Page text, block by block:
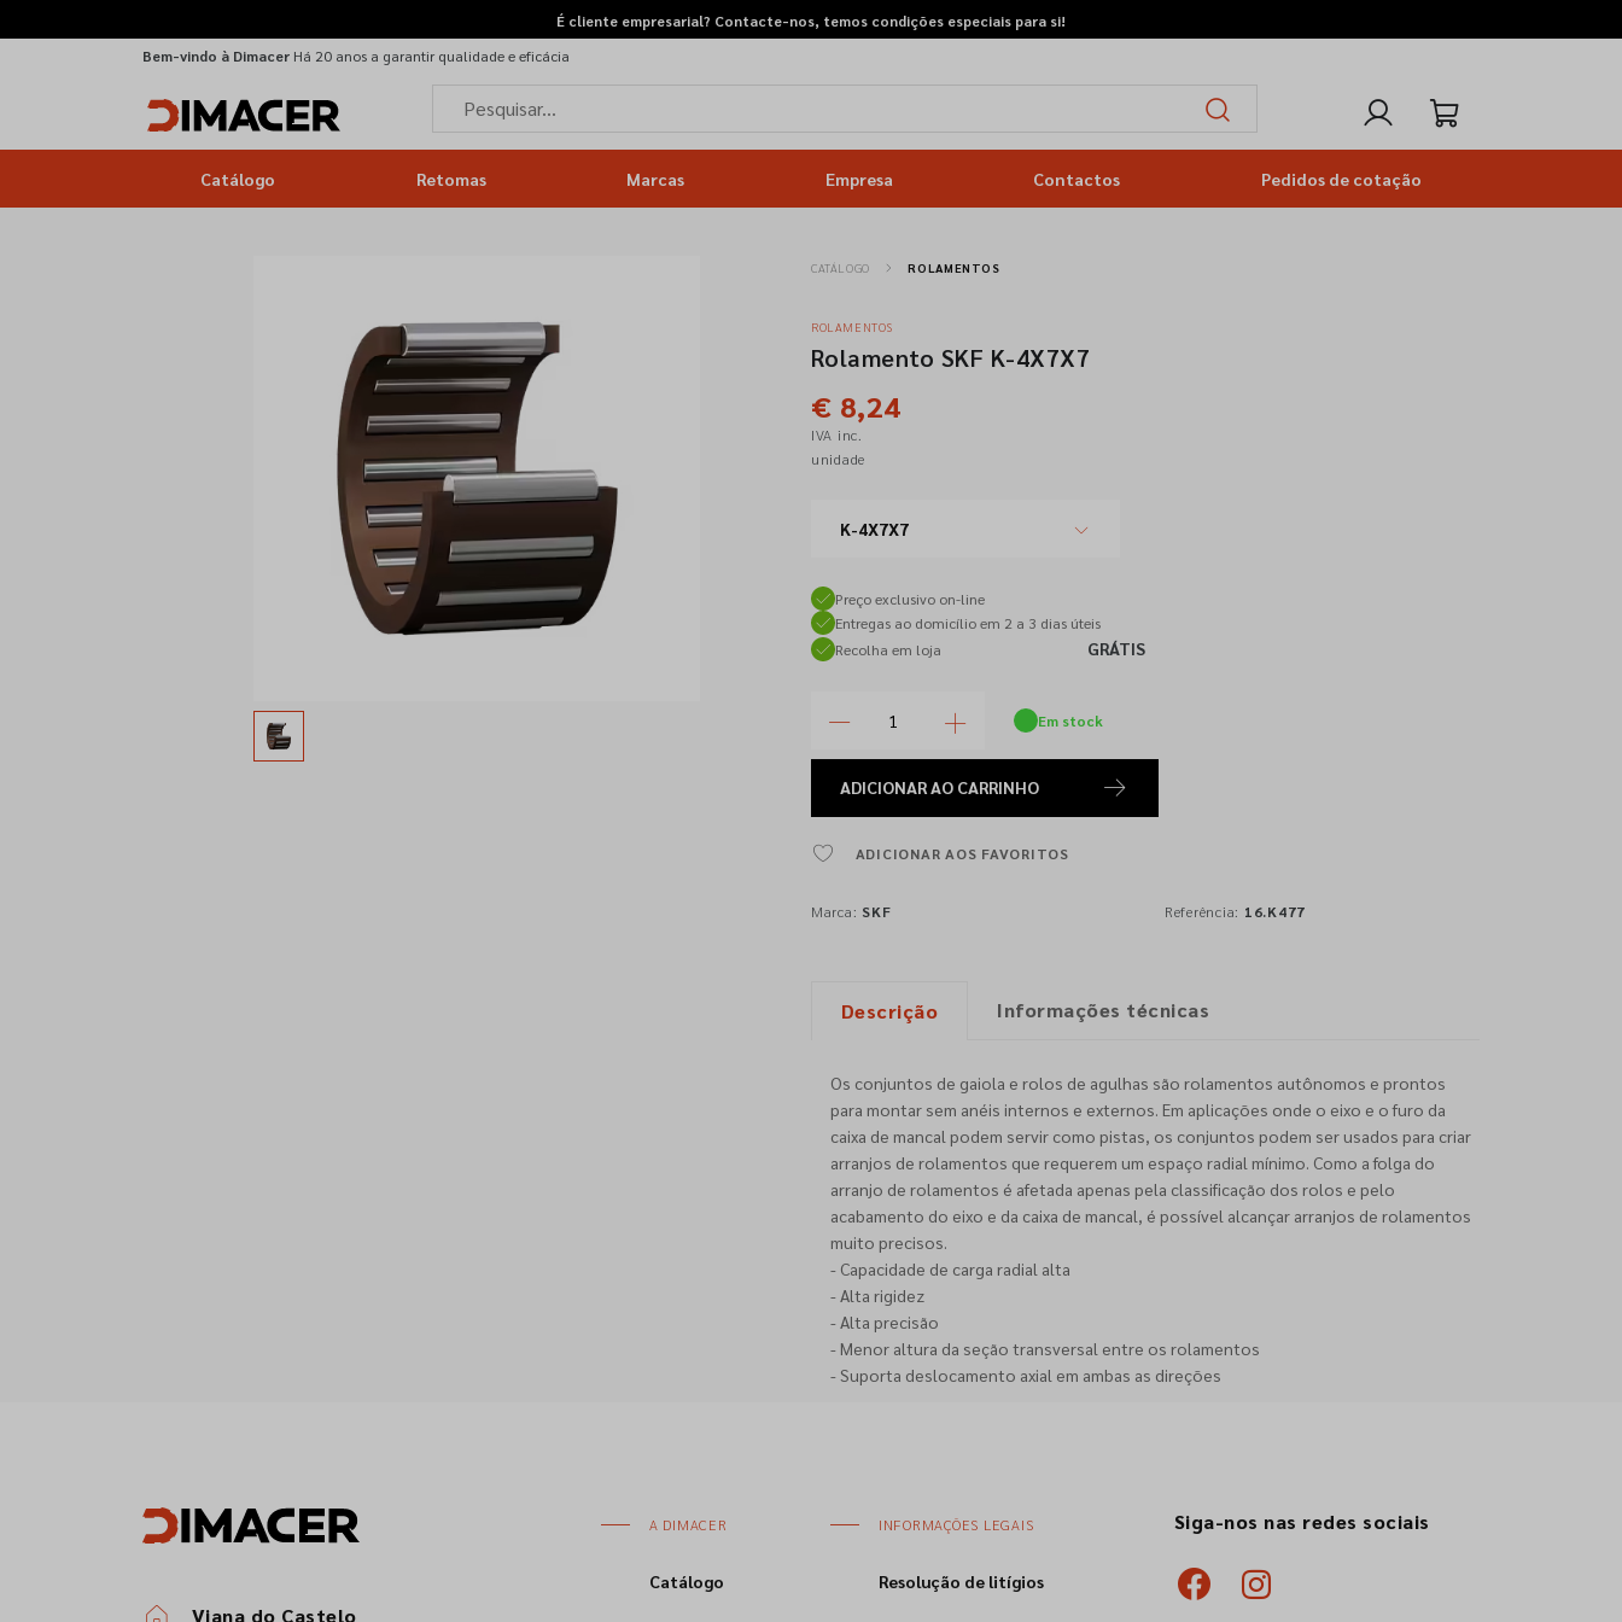
É cliente empresarial? Contacte-nos, temos condições especiais para si!
Bem-vindo à Dimacer Há 20 anos a garantir qualidade e eficácia
Catálogo Retomas Marcas Empresa Contactos Pedidos de cotação
CATÁLOGO ROLAMENTOS
ROLAMENTOS
Rolamento SKF K-4X7X7
€ 8,24
IVA inc.
unidade
K-4X7X7
Preço exclusivo on-line
Entregas ao domicílio em 2 a 3 dias úteis
Recolha em loja
GRÁTIS
Em stock
ADICIONARAO CARRINHO
ADICIONAR AOS FAVORITOS
Marca: SKF Referência: 16.K477
Descrição Informações técnicas
Os conjuntos de gaiola e rolos de agulhas são rolamentos autônomos e prontos
para montar sem anéis internos e externos. Em aplicações onde o eixo e o furo da
caixa de mancal podem servir como pistas, os conjuntos podem ser usados para criar
arranjos de rolamentos que requerem um espaço radial mínimo. Como a folga do
arranjo de rolamentos é afetada apenas pela classificação dos rolos e pelo
acabamento do eixo e da caixa de mancal, é possível alcançar arranjos de rolamentos
muito precisos.
- Capacidade de carga radial alta
- Alta rigidez
- Alta precisão
- Menor altura da seção transversal entre os rolamentos
- Suporta deslocamento axial em ambas as direções
Viana do Castelo
A DIMACER
Catálogo
INFORMAÇÕES LEGAIS
Resolução de litígios
Siga-nos nas redes sociais